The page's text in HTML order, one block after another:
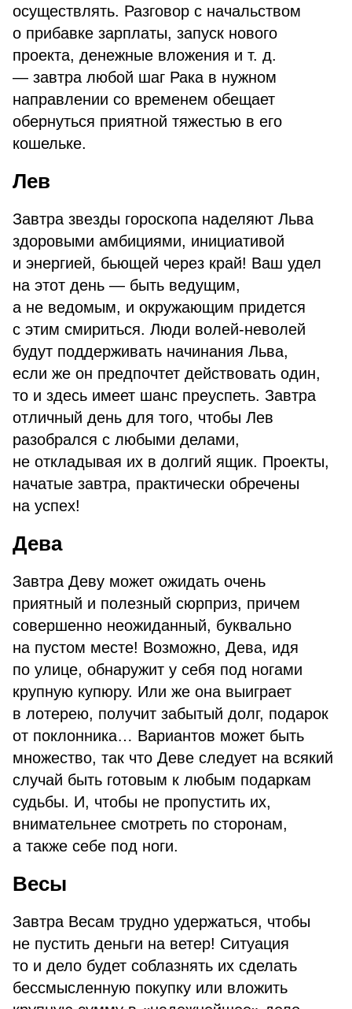
осуществлять. Разговор с начальством
о прибавке зарплаты, запуск нового
проекта, денежные вложения и т. д.
— завтра любой шаг Рака в нужном
направлении со временем обещает
обернуться приятной тяжестью в его
кошельке.
Лев
Завтра звезды гороскопа наделяют Льва
здоровыми амбициями, инициативой
и энергией, бьющей через край! Ваш удел
на этот день — быть ведущим,
а не ведомым, и окружающим придется
с этим смириться. Люди волей-неволей
будут поддерживать начинания Льва,
если же он предпочтет действовать один,
то и здесь имеет шанс преуспеть. Завтра
отличный день для того, чтобы Лев
разобрался с любыми делами,
не откладывая их в долгий ящик. Проекты,
начатые завтра, практически обречены
на успех!
Дева
Завтра Деву может ожидать очень
приятный и полезный сюрприз, причем
совершенно неожиданный, буквально
на пустом месте! Возможно, Дева, идя
по улице, обнаружит у себя под ногами
крупную купюру. Или же она выиграет
в лотерею, получит забытый долг, подарок
от поклонника… Вариантов может быть
множество, так что Деве следует на всякий
случай быть готовым к любым подаркам
судьбы. И, чтобы не пропустить их,
внимательнее смотреть по сторонам,
а также себе под ноги.
Весы
Завтра Весам трудно удержаться, чтобы
не пустить деньги на ветер! Ситуация
то и дело будет соблазнять их сделать
бессмысленную покупку или вложить